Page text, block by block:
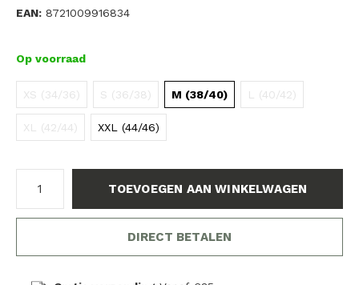
EAN: 8721009916834
Op voorraad
XS (34/36) S (36/38) M (38/40) L (40/42)
XL (42/44) XXL (44/46)
TOEVOEGEN AAN WINKELWAGEN
DIRECT BETALEN